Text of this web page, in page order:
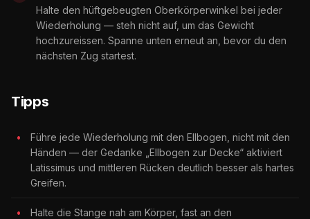
Halte den hüftgebeugten Oberkörperwinkel bei jeder
Wiederholung — steh nicht auf, um das Gewicht
hochzureissen. Spanne unten erneut an, bevor du den
nächsten Zug startest.
Tipps
Führe jede Wiederholung mit den Ellbogen, nicht mit den
Händen — der Gedanke „Ellbogen zur Decke“ aktiviert
Latissimus und mittleren Rücken deutlich besser als hartes
Greifen.
Halte die Stange nah am Körper, fast an den